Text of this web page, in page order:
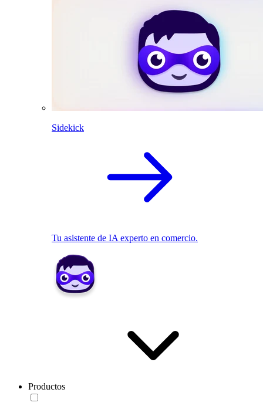
Sidekick
Tu asistente de IA experto en comercio.
Productos